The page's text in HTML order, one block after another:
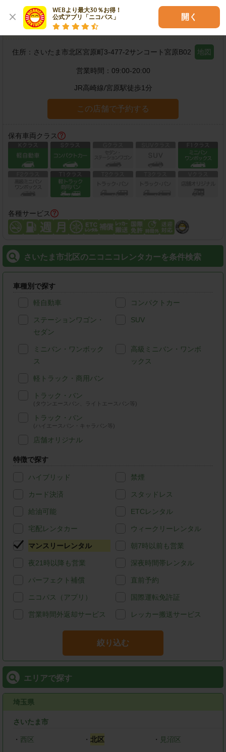
WEBより最大30％お得！
公式アプリ「ニコパス」
開く
宮原駅西口店
住所： さいたま市北区宮原町3-477-2サンコート宮原B02 地図
営業時間： 09:00-20:00
JR高崎線/宮原駅徒歩1 分
この店舗で予約する
保有車両クラス
各種サービス
さいたま市北区のニコニコレンタカーを条件検索
車種別で探す
軽自動車 コンパクトカー
ステーションワゴン・
セダン
SUV
ミニバン・ワンボック
ス
高級ミニバン・ワンボ
ックス
軽トラック・商用バン
トラック・バン
(タウンエースバン、ライトエースバン等)
トラック・バン
(ハイエースバン・キャラバン等)
店舗オリジナル
特徴で探す
ハイブリッド 禁煙
カード決済 スタッドレス
給油可能 ETCレンタル
宅配レンタカー ウィークリーレンタル
マンスリーレンタル 朝7時以前も営業
夜21時以降も営業 深夜時間帯レンタル
パーフェクト補償 直前予約
ニコパス（アプリ） 国際運転免許証
営業時間外返却サービス レッカー搬送サービス
絞り込む
エリアで探す
埼玉県
さいたま市
・ 西区 ・ 北区 ・ 見沼区